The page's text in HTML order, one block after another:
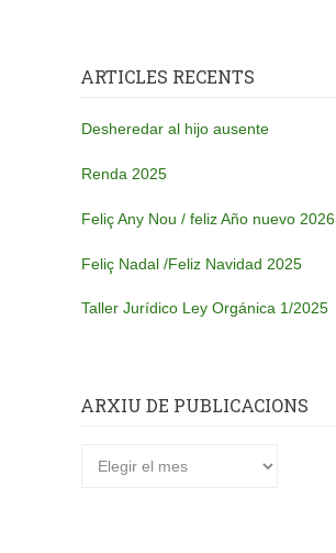
ARTICLES RECENTS
Desheredar al hijo ausente
Renda 2025
Feliç Any Nou / feliz Año nuevo 2026
Feliç Nadal /Feliz Navidad 2025
Taller Jurídico Ley Orgánica 1/2025
ARXIU DE PUBLICACIONS